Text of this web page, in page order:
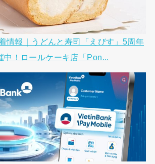
情報｜うどんと寿司「えびす」5周年
中！ロールケーキ店「Pon...